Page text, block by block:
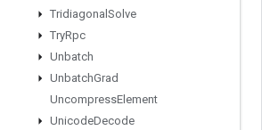
Tridiagonal Solve
TryRpc
Unbatch
UnbatchGrad
UncompressElement
UnicodeDecode